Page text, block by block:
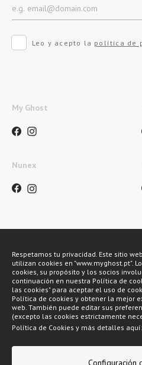
Leo y acepto la política de
My Ghost
Nunex
Métodos de pagamento
Respetamos tu privacidad. Este sitio
utilizan cookies en "www.myghost.pt".
cookies, su propósito y los socios
continuación en nuestra Política de
las cookies" para aceptar el uso de
Política de cookies y obtener la mejor
web. También puede editar sus
(excepto las cookies estrictamente
Política de Cookies y más detalles aquí:
Configuración